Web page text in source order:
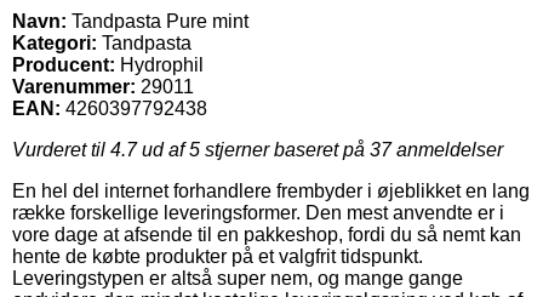
Navn: Tandpasta Pure mint
Kategori: Tandpasta
Producent: Hydrophil
Varenummer: 29011
EAN: 4260397792438
Vurderet til 4.7ud af 5 stjerner baseret på 37anmeldelser
En hel del internet forhandlere frembyder i øjeblikket en lang
række forskellige leveringsformer. Den mest anvendte er i
vore dage at afsende til en pakkeshop, fordi du så nemt kan
hente de købte produkter på et valgfrit tidspunkt.
Leveringstypen er altså super nem, og mange gange